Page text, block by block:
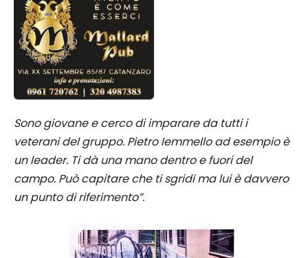
Sono giovane e cerco di imparare da tutti i
veterani del gruppo. Pietro Iemmello ad esempio è
un leader. Ti dà una mano dentro e fuori del
campo. Può capitare che ti sgridi ma lui è davvero
un punto di riferimento”.